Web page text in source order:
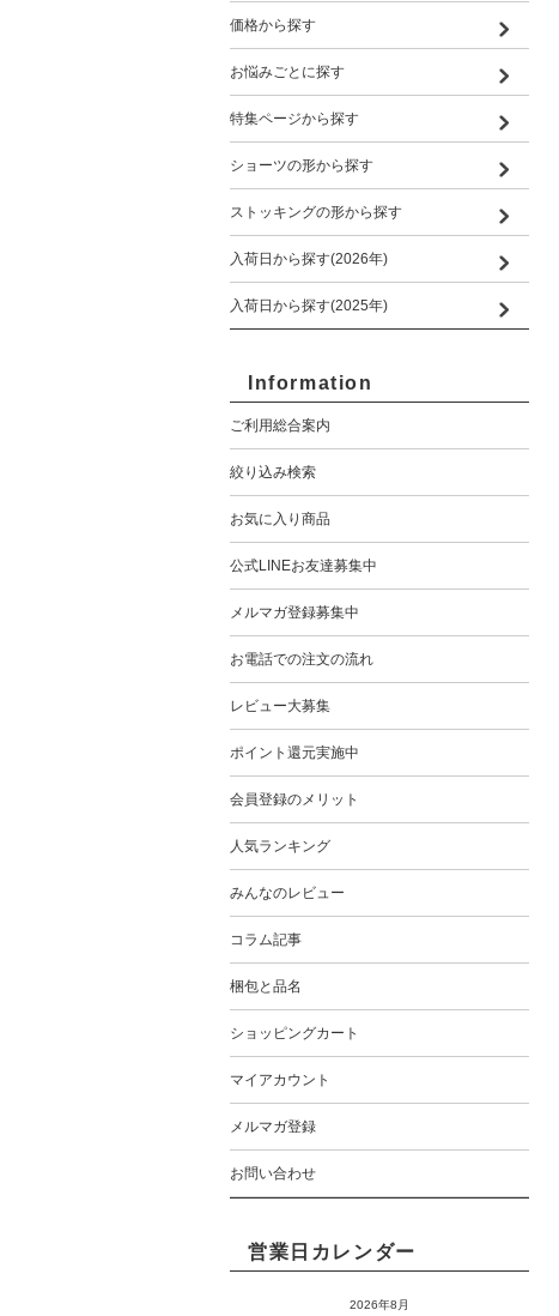
価格から探す
お悩みごとに探す
特集ページから探す
ショーツの形から探す
ストッキングの形から探す
入荷日から探す(2026年)
入荷日から探す(2025年)
Information
ご利用総合案内
絞り込み検索
お気に入り商品
公式LINEお友達募集中
メルマガ登録募集中
お電話での注文の流れ
レビュー大募集
ポイント還元実施中
会員登録のメリット
人気ランキング
みんなのレビュー
コラム記事
梱包と品名
ショッピングカート
マイアカウント
メルマガ登録
お問い合わせ
営業日カレンダー
2026年8月